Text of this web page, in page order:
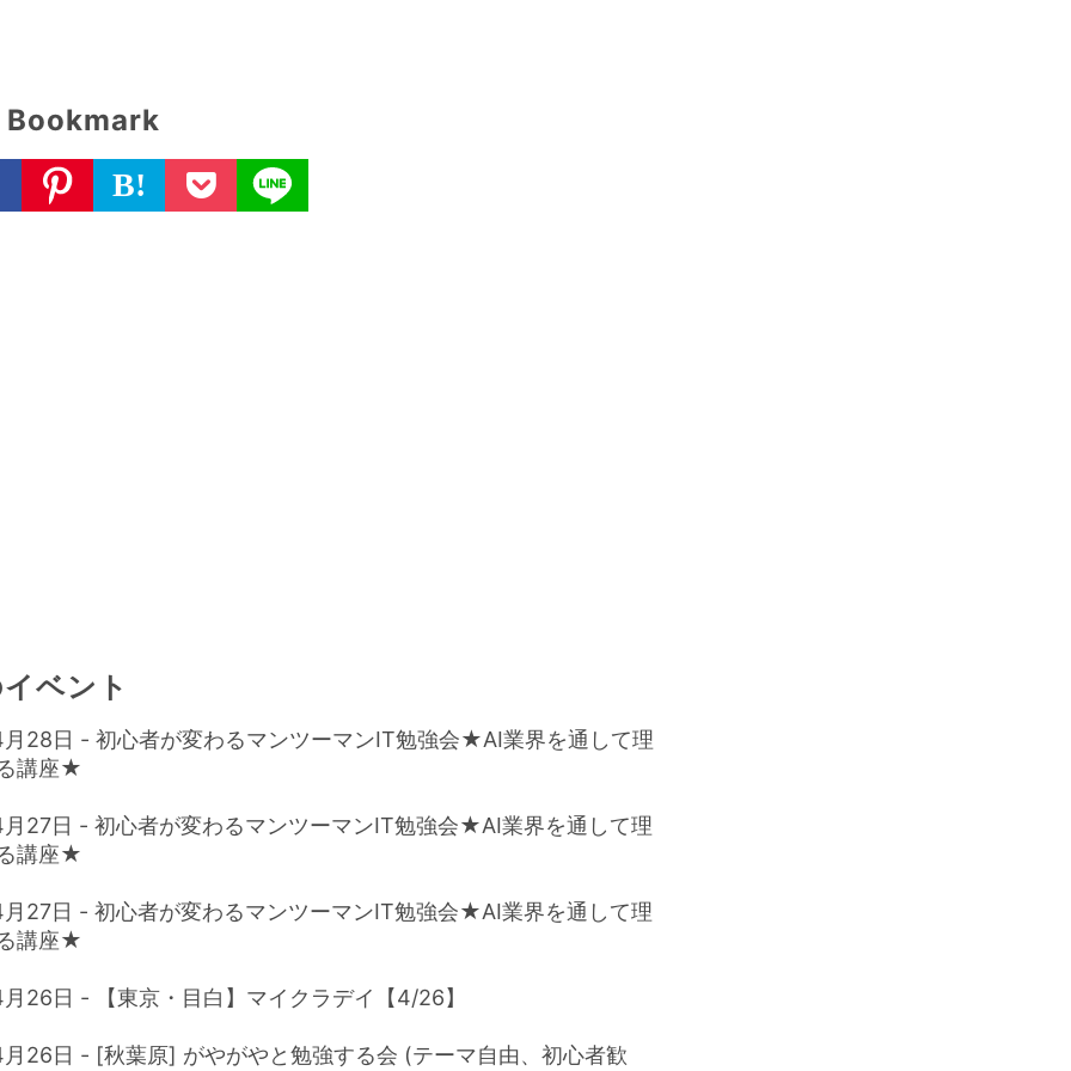
Bookmark
B!
ベント
28日 - 初心者が変わるマンツーマンIT勉強会★AI業界を通して理
講座★
27日 - 初心者が変わるマンツーマンIT勉強会★AI業界を通して理
講座★
27日 - 初心者が変わるマンツーマンIT勉強会★AI業界を通して理
講座★
26日 - 【東京・目白】マイクラデイ【4/26】
26日 - [秋葉原] がやがやと勉強する会 (テーマ自由、初心者歓